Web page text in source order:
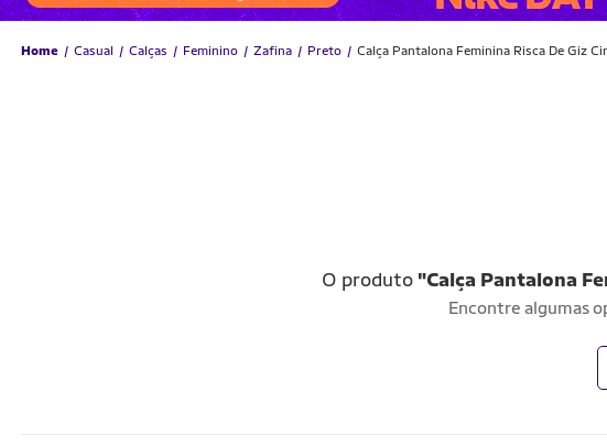
Home Casual Calças Feminino Zafina Preto Calça Pantalona Feminina Risca De Giz
O produto "Calça Pantalona
Encontre algumas